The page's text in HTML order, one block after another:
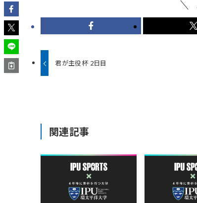
君が主役杯 2日目
関連記事